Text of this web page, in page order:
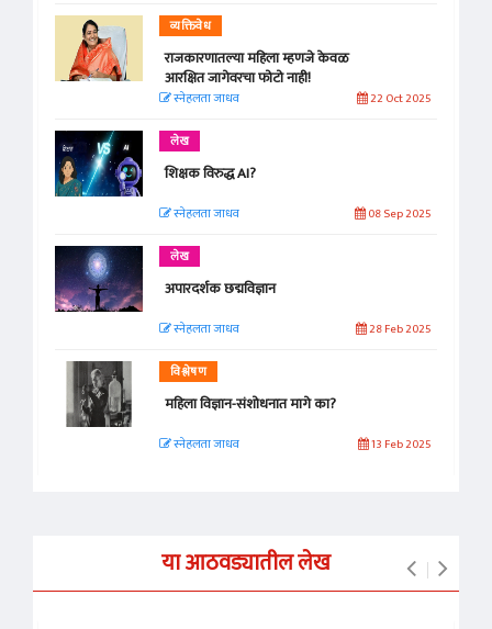
व्यक्तिवेध
राजकारणातल्या महिला म्हणजे केवळ
आरक्षित जागेवरचा फोटो नाही!
स्नेहलता जाधव 22 Oct 2025
लेख
शिक्षक विरुद्ध AI?
स्नेहलता जाधव 08 Sep 2025
लेख
अपारदर्शक छद्मविज्ञान
स्नेहलता जाधव 28 Feb 2025
विश्लेषण
महिला विज्ञान-संशोधनात मागे का?
स्नेहलता जाधव 13 Feb 2025
या आठवड्यातील लेख